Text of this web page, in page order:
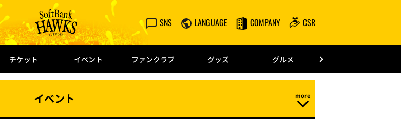
SNS LANGUAGE COMPANY CSR
チケット イベント ファンクラブ グッズ グルメ
イベント